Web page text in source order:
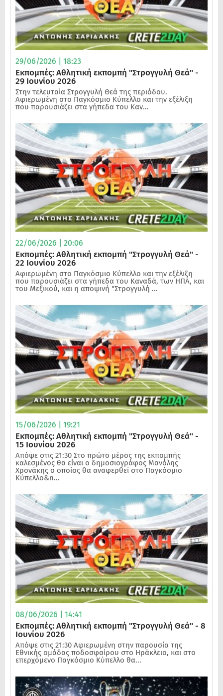
29/06/2026 | 18:23
Εκπομπές: Αθλητική εκπομπή "Στρογγυλή Θεά" -
29 Ιουνίου 2026
Στην τελευταία Στρογγυλή Θεά της περιόδου.
Αφιερωμένη στο Παγκόσμιο Κύπελλο και την εξέλιξη
που παρουσιάζει στα γήπεδα του Καν...
22/06/2026 | 20:06
Εκπομπές: Αθλητική εκπομπή "Στρογγυλή Θεά" -
22 Ιουνίου 2026
Αφιερωμένη στο Παγκόσμιο Κύπελλο και την εξέλιξη
που παρουσιάζει στα γήπεδα του Καναδά, των ΗΠΑ, και
του Μεξικού, και η αποψινή "Στρογγυλή ...
15/06/2026 | 19:21
Εκπομπές: Αθλητική εκπομπή "Στρογγυλή Θεά" -
15 Ιουνίου 2026
Απόψε στις 21:30 Στο πρώτο μέρος της εκπομπής
καλεσμένος θα είναι ο δημοσιογράφος Μανόλης
Χρονάκης ο οποίος θα αναφερθεί στο Παγκόσμιο
Κύπελλο&n...
08/06/2026 | 14:41
Εκπομπές: Αθλητική εκπομπή "Στρογγυλή Θεά" - 8
Ιουνίου 2026
Απόψε στις 21:30 Αφιερωμένη στην παρουσία της
Εθνικής ομάδας ποδοσφαίρου στο Ηράκλειο, και στο
επερχόμενο Παγκόσμιο Κύπελλο θα...